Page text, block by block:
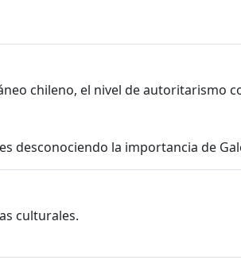
chileno, el nivel de autoritarismo
desconociendo la importancia de
culturales.